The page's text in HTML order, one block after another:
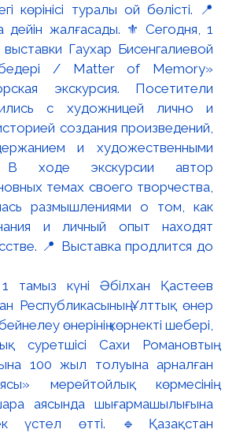
көрінісі туралы ой бөлісті. 📍
дейін жалғасады. ⚜️ Сегодня, 1
Гаухар Бисенгалиевой
/ Matter of Memory»
экскурсия. Посетители
с художницей лично и
создания произведений,
и художественными
В ходе экскурсии автор
темах своего творчества,
размышлениями о том, как
и личный опыт находят
📍 Выставка продлится до